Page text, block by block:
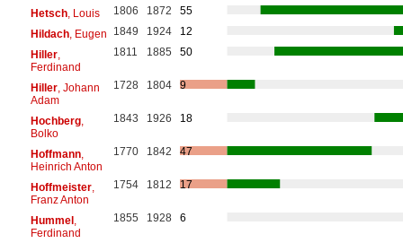
Hetsch, Louis 1806 1872
55
Hildach, Eugen 1849 1924
12
Hiller,
Ferdinand
1811 1885 50
Hiller, Johann
Adam
1728 1804 9
Hochberg,
Bolko
1843 1926 18
Hoffmann,
Heinrich Anton
1770 1842 47
Hoffmeister,
Franz Anton
1754 1812 17
Hummel,
Ferdinand
1855 1928 6